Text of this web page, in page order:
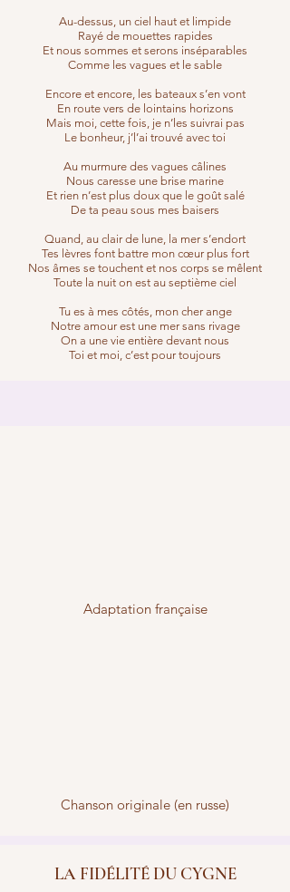
Au-dessus, un ciel haut et limpide
Rayé de mouettes rapides
Et nous sommes et serons inséparables
Comme les vagues et le sable
Encore et encore, les bateaux s’en vont
En route vers de lointains horizons
Mais moi, cette fois, je n’les suivrai pas
Le bonheur, j’l’ai trouvé avec toi
Au murmure des vagues câlines
Nous caresse une brise marine
Et rien n’est plus doux que le goût salé
De ta peau sous mes baisers
Quand, au clair de lune, la mer s’endort
Tes lèvres font battre mon cœur plus fort
Nos âmes se touchent et nos corps se mêlent
Toute la nuit on est au septième ciel
Tu es à mes côtés, mon cher ange
Notre amour est une mer sans rivage
On a une vie entière devant nous
Toi et moi, c’est pour toujours
Adaptation française
Chanson originale (en russe)
LA FIDÉLITÉ DU CYGNE